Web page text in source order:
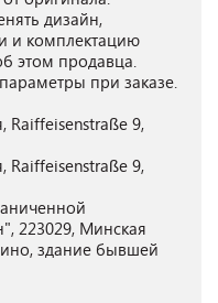
дизайн,
и комплектацию
этом продавца.
при заказе.
Raiffeisenstraße 9,
Raiffeisenstraße 9,
223029, Минская
здание бывшей